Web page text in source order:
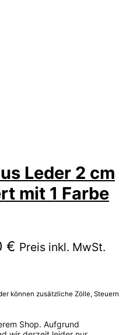
Leder 2 cm
mit 1 Farbe
€ Preisspanne:
138,00 €
Preis inkl. MwSt.
können zusätzliche Zölle, Steuern
Shop. Aufgrund